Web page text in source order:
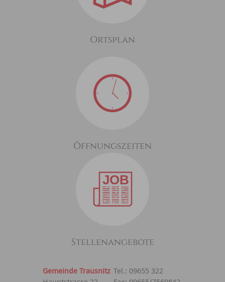
Ortsplan
Öffnungszeiten
Stellenangebote
Gemeinde Trausnitz Tel.: 09655 322